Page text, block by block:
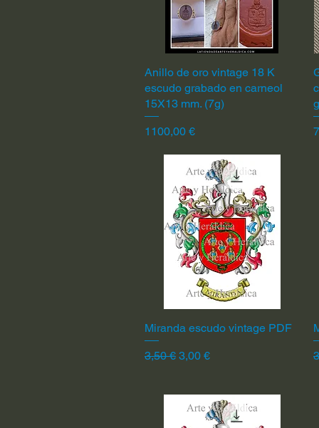
Vista rápida
Anillo de oro vintage 18 K
escudo grabado en carneol
15X13 mm. (7g)
Precio
1100,00 €
Vista rápida
Miranda escudo vintage PDF
Precio
3,50 € Precio de oferta
3,00 €